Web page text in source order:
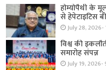
होम्योपैथी के
से हेपेटाइटिस
July 28, 2026-
विश्व की
समारोह संपन्न
July 19, 2026-